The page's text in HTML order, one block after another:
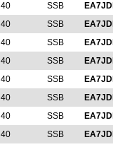
40 SSB EA7JDI
40 SSB EA7JDI
40 SSB EA7JDI
40 SSB EA7JDI
40 SSB EA7JDI
40 SSB EA7JDI
40 SSB EA7JDI
40 SSB EA7JDI